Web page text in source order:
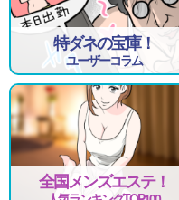
特ダネの宝庫！
ユーザーコラム
全国メンズエステ！